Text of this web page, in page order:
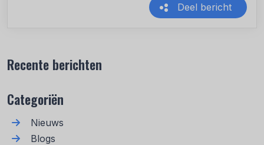
Deel bericht
Recente berichten
Categoriën
Nieuws
Blogs